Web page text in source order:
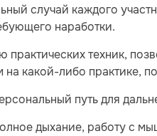
случай каждого
наработки.
практических техник,
какой-либо практике,
путь для
дыхание, работу с